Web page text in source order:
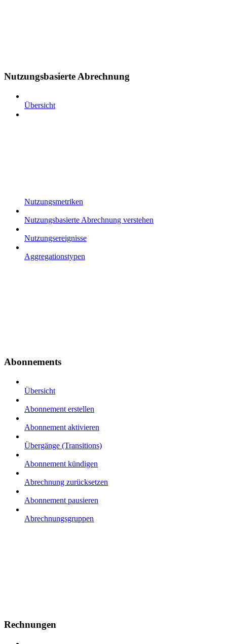
Nutzungsbasierte Abrechnung
Übersicht
Nutzungsmetriken
Nutzungsbasierte Abrechnung verstehen
Nutzungsereignisse
Aggregationstypen
Abonnements
Übersicht
Abonnement erstellen
Abonnement aktivieren
Übergänge (Transitions)
Abonnement kündigen
Abrechnung zurücksetzen
Abonnement pausieren
Abrechnungsgruppen
Rechnungen